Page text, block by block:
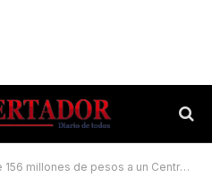
de pesos a un Centro de Frontera de la provincia